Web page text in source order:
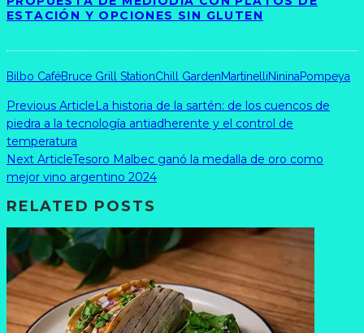
ESTACIÓN Y OPCIONES SIN GLUTEN
Bilbo CaféBruce Grill StationChill GardenMartinelliNininaPompeya
Previous Article La historia de la sartén: de los cuencos de
piedra a la tecnología antiadherente y el control de
temperatura
Next ArticleTesoro Malbec ganó la medalla de oro como
mejor vino argentino 2024
RELATED POSTS